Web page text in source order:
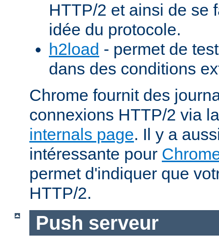
HTTP/2 et ainsi de se
idée du protocole.
h2load - permet de
dans des conditions
Chrome fournit des
connexions HTTP/2 via
internals page. Il y a
intéressante pour
permet d'indiquer que
HTTP/2.
Push serveur